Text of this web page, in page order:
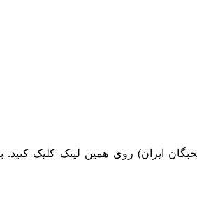
ایران) روی همین لینک کلیک